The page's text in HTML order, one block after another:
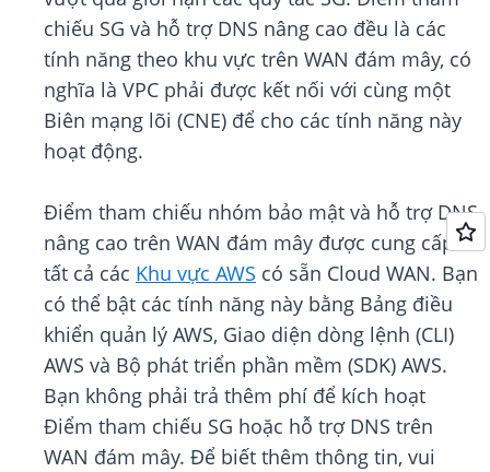
chiếu SG và hỗ trợ DNS nâng cao đều là các
tính năng theo khu vực trên WAN đám mây, có
nghĩa là VPC phải được kết nối với cùng một
Biên mạng lõi (CNE) để cho các tính năng này
hoạt động.
Điểm tham chiếu nhóm bảo mật và hỗ trợ DNS
nâng cao trên WAN đám mây được cung cấp ở
tất cả các Khu vực AWS có sẵn Cloud WAN. Bạn
có thể bật các tính năng này bằng Bảng điều
khiển quản lý AWS, Giao diện dòng lệnh (CLI)
AWS và Bộ phát triển phần mềm (SDK) AWS.
Bạn không phải trả thêm phí để kích hoạt
Điểm tham chiếu SG hoặc hỗ trợ DNS trên
WAN đám mây. Để biết thêm thông tin, vui